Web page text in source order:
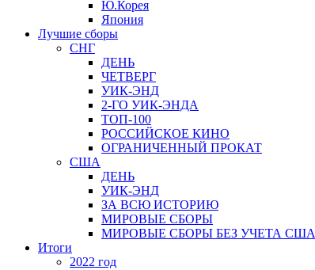
Ю.Корея
Япония
Лучшие сборы
СНГ
ДЕНЬ
ЧЕТВЕРГ
УИК-ЭНД
2-ГО УИК-ЭНДА
ТОП-100
РОССИЙСКОЕ КИНО
ОГРАНИЧЕННЫЙ ПРОКАТ
США
ДЕНЬ
УИК-ЭНД
ЗА ВСЮ ИСТОРИЮ
МИРОВЫЕ СБОРЫ
МИРОВЫЕ СБОРЫ БЕЗ УЧЕТА США
Итоги
2022 год